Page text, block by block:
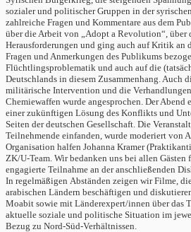
sozialer und politischer Gruppen in der
zahlreiche Fragen und Kommentare aus dem
über die Arbeit von „Adopt a Revolution“, über
Herausforderungen und ging auch auf Kritik an
Fragen und Anmerkungen des Publikums
Flüchtlingsproblematik und auch auf die
Deutschlands in diesem Zusammenhang. Auch
militärische Intervention und die
Chemiewaffen wurde angesprochen. Der Abend
einer zukünftigen Lösung des Konflikts und
Seiten der deutschen Gesellschaft. Die
Teilnehmende einfanden, wurde moderiert von
Organisation halfen Johanna Kramer
ZK/U-Team. Wir bedanken uns bei allen
engagierte Teilnahme an der anschließenden
In regelmäßigen Abständen zeigen wir Filme,
arabischen Ländern beschäftigen und
Moabit sowie mit Länderexpert/innen über das
aktuelle soziale und politische Situation im
Bezug zu Nord-Süd-Verhältnissen.